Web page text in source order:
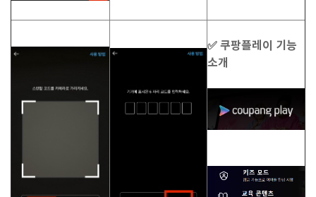
✅ 쿠팡플레이 기능
소개